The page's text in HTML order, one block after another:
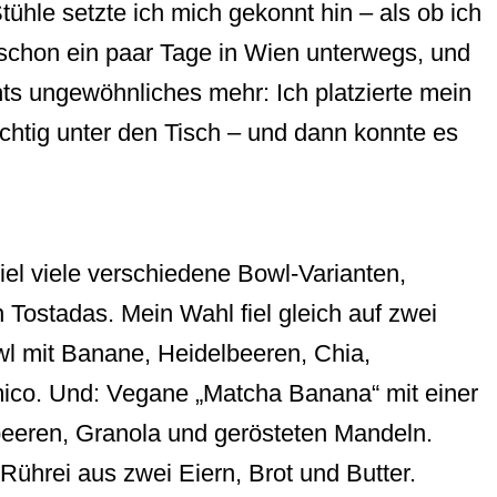
setzte ich mich gekonnt hin – als ob ich
ein paar Tage in Wien unterwegs, und
ungewöhnliches mehr: Ich platzierte mein
unter den Tisch – und dann konnte es
viele verschiedene Bowl-Varianten,
Mein Wahl fiel gleich auf zwei
mit Banane, Heidelbeeren, Chia,
Und: Vegane „Matcha Banana“ mit einer
Granola und gerösteten Mandeln.
aus zwei Eiern, Brot und Butter.